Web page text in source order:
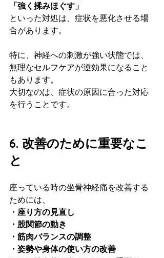
「強く揉みほぐす」
といった対処は、症状を悪化させる場
合があります。
特に、神経への刺激が強い状態では、
無理なセルフケアが逆効果になること
もあります。
大切なのは、症状の原因に合った対応
を行うことです。
6. 改善のために重要なこ
と
座っている時の坐骨神経痛を改善する
ためには、
・座り方の見直し
・股関節の動き
・筋肉バランスの調整
・姿勢や身体の使い方の改善